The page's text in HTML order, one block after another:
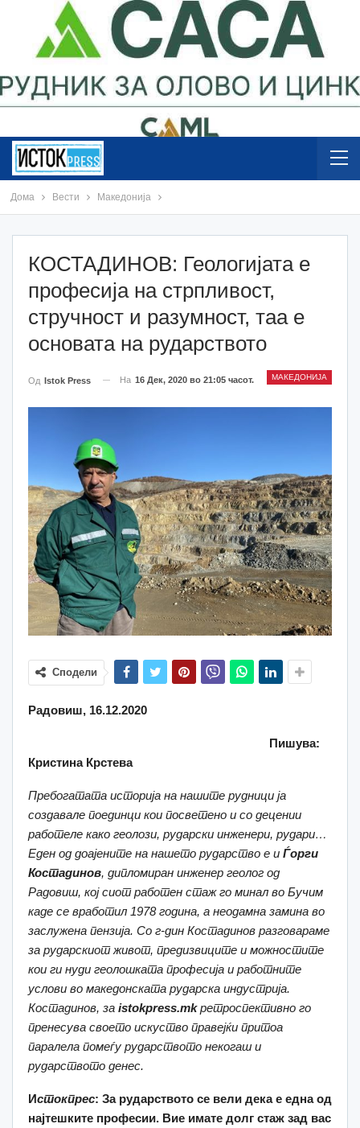
Дома Вести Македонија
КОСТАДИНОВ: Геологијата е
професија на стрпливост,
стручност и разумност, таа е
основата на рударството
МАКЕДОНИЈА
Од Istok Press На 16 Дек, 2020 во 21:05 часот.
Сподели
Радовиш, 16.12.2020
Пишува:
Кристина Крстева
Пребогатата историја на нашите рудници ја
создавале поединци кои посветено и со децении
работеле како геолози, рударски инженери, рудари…
Еден од доајените на нашето рударство е и Ѓорги
Костадинов, дипломиран инженер геолог од
Радовиш, кој сиот работен стаж го минал во Бучим
каде се вработил 1978 година, а неодамна замина во
заслужена пензија. Со г-дин Костадинов разговараме
за рударскиот живот, предизвиците и можностите
кои ги нуди геолошката професија и работните
услови во македонската рударска индустрија.
Костадинов, за istokpress.mk ретроспективно го
пренесува своето искуство правејќи притоа
паралела помеѓу рударството некогаш и
рударството денес.
Истокпрес: За рударството се вели дека е една од
најтешките професии. Вие имате долг стаж зад вас